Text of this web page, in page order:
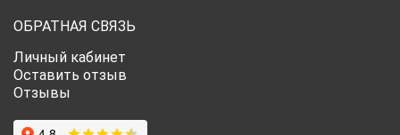
ОБРАТНАЯ СВЯЗЬ
Личный кабинет
Оставить отзыв
Отзывы